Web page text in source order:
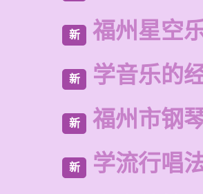
新 福州星空
新 学音乐的
新 福州市钢
新 学流行唱